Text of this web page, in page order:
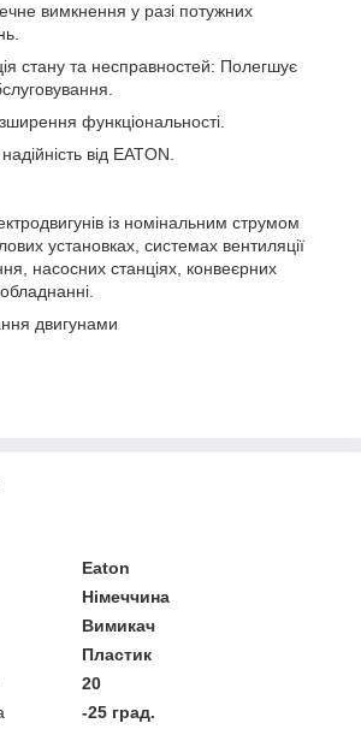
вимкнення у разі потужних
стану та несправностей: Полегшує
функціональності.
від EATON.
із номінальним струмом
установках, системах вентиляції
насосних станціях, конвеєрних
двигунами
Eaton
Німеччина
Вимикач
Пластик
20
-25 град.